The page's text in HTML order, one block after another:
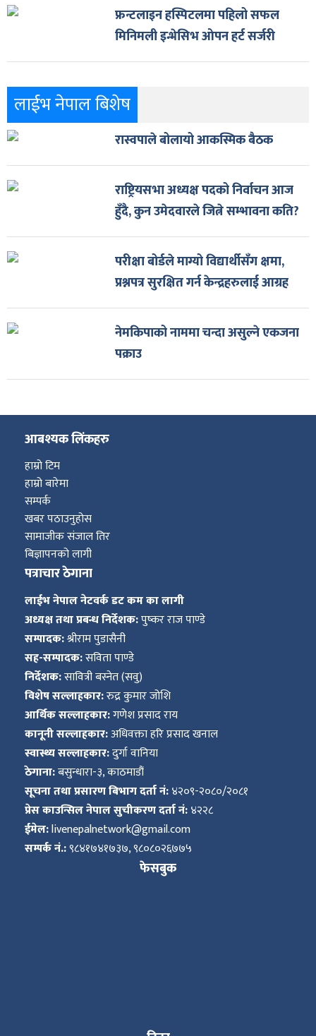
फ्रन्टलाइन हस्पिटलमा पहिलो सफल
मिनिमली इन्भेसिभ ओपन हर्ट सर्जरी
लाईभ नेपाल बिशेष
रास्वपाले बोलायो आकस्मिक बैठक
राष्ट्रियसभा अध्यक्ष पदको निर्वाचन आज
हुँदै, कुन उमेदवारले जित्ने सम्भावना कति?
परीक्षा बोर्डले माग्यो विद्यार्थीसँग क्षमा,
प्रश्नपत्र सुरक्षित गर्न केन्द्रहरुलाई आग्रह
नेमकिपाको नाममा चन्दा असुल्ने एकजना
पक्राउ
आबश्यक लिंकहरु
हाम्रो टिम
हाम्रो बारेमा
सम्पर्क
खबर पठाउनुहोस
सामाजीक संजाल तिर
बिज्ञापनको लागी
पत्राचार ठेगाना
लाईभ नेपाल नेटवर्क डट कम का लागी
अध्यक्ष तथा प्रबन्ध निर्देशक:पुष्कर राज पाण्डे
सम्पादक:श्रीराम पुडासैनी
सह-सम्पादक:सविता पाण्डे
निर्देशक:सावित्री बस्नेत (सवु)
विशेष सल्लाहकार:रुद्र कुमार जोशि
आर्थिक सल्लाहकार:गणेश प्रसाद राय
कानूनी सल्लाहकार:अधिवक्ता हरि प्रसाद खनाल
स्वास्थ्य सल्लाहकार:दुर्गा वानिया
ठेगाना:बसुन्धारा-३, काठमाडौं
सूचना तथा प्रसारण बिभाग दर्ता नं:४२०९-२०८०/२०८१
प्रेस काउन्सिल नेपाल सुचीकरण दर्ता नं:४२२८
ईमेल:livenepalnetwork@gmail.com
सम्पर्क नं.:९८४१७४१७३७, ९८०८०२६७७५
फेसबुक